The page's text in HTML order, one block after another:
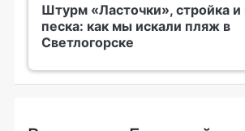
Штурм «Ласточки», стройка и
песка: как мы искали пляж в
Светлогорске